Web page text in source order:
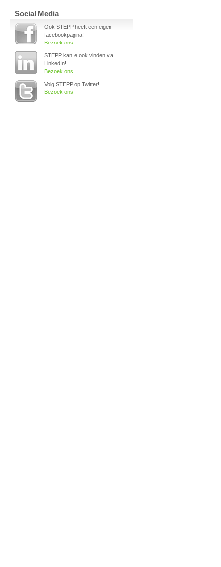
Social Media
Ook STEPP heeft een eigen
facebookpagina!
Bezoek ons
STEPP kan je ook vinden via
LinkedIn!
Bezoek ons
Volg STEPP op Twitter!
Bezoek ons